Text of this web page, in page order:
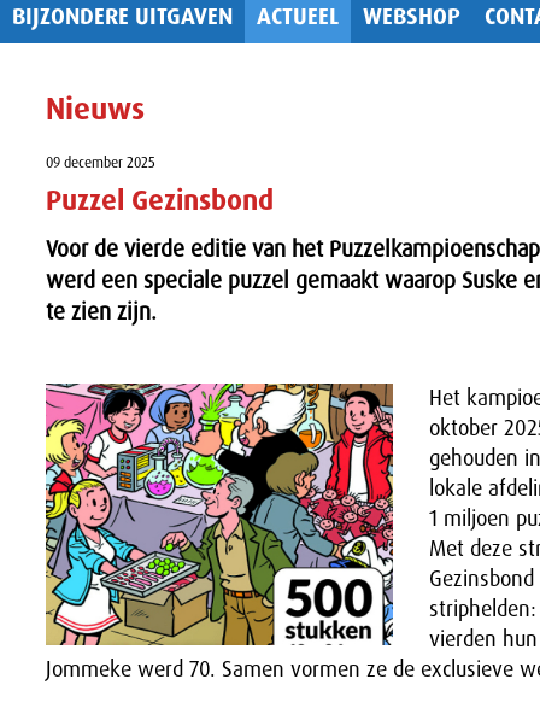
BIJZONDERE UITGAVEN
ACTUEEL WEBSHOP
Nieuws
09 december 2025
Puzzel Gezinsbond
Voor de vierde editie van het
werd een speciale puzzel gemaakt waarop Suske
te zien zijn.
Het
oktober
gehouden
lokale
1 miljoen
Met deze
vierden
Jommeke werd 70. Samen vormen ze de exclusieve